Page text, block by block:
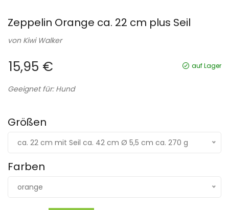
Zeppelin Orange ca. 22 cm plus Seil
von Kiwi Walker
15,95 € auf Lager
Geeignet für: Hund
Größen
ca. 22 cm mit Seil ca. 42 cm Ø 5,5 cm ca. 270 g
Farben
orange